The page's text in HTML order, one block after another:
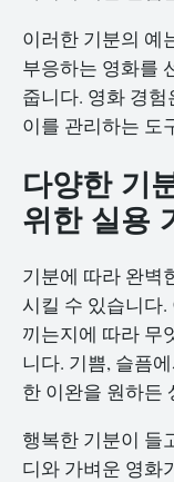
이러한 기분의 예
부응하는 영화를
줍니다. 영화 경
이를 관리하는 도
다양한 기
위한 실용
기분에 따라 완벽
시킬 수 있습니다
끼는지에 따라 무
니다. 기쁨, 슬픔
한 이완을 원하든
행복한 기분이 들
디와 가벼운 영화